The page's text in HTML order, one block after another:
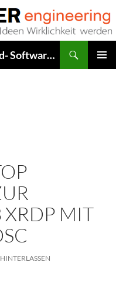
DIY – IoT Microcontroller Hard- Software Development
XRDP MIT